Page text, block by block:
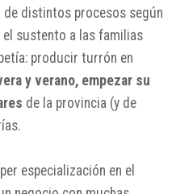
distintos procesos según
el sustento a las familias
producir turrón en
y verano, empezar su
de la provincia (y de
especialización en el